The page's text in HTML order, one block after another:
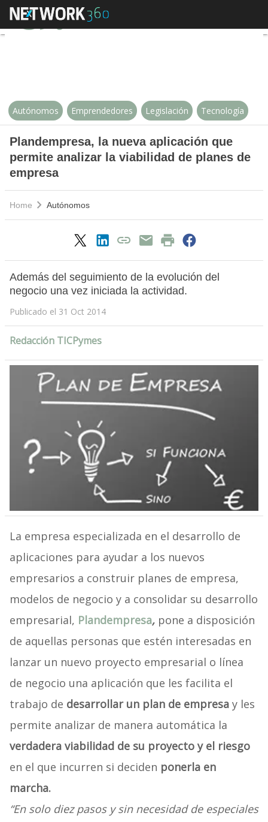
Plandempresa, la nueva
Autónomos Emprendedores Legislación Tecnología
Plandempresa, la nueva aplicación que
permite analizar la viabilidad de planes de
empresa
Home Autónomos
Además del seguimiento de la evolución del
negocio una vez iniciada la actividad.
Publicado el 31 Oct 2014
Redacción TICPymes
La empresa especializada en el desarrollo de
aplicaciones para ayudar a los nuevos
empresarios a construir planes de empresa,
modelos de negocio y a consolidar su desarrollo
empresarial, Plandempresa,pone a disposición
de aquellas personas que estén interesadas en
lanzar un nuevo proyecto empresarial o línea
de negocio una aplicación que les facilita el
trabajo de desarrollar un plan de empresay les
permite analizar de manera automática la
verdadera viabilidad de su proyecto y el riesgo
en el que incurren si deciden ponerla en
marcha.
“En solo diez pasos y sin necesidad de especiales